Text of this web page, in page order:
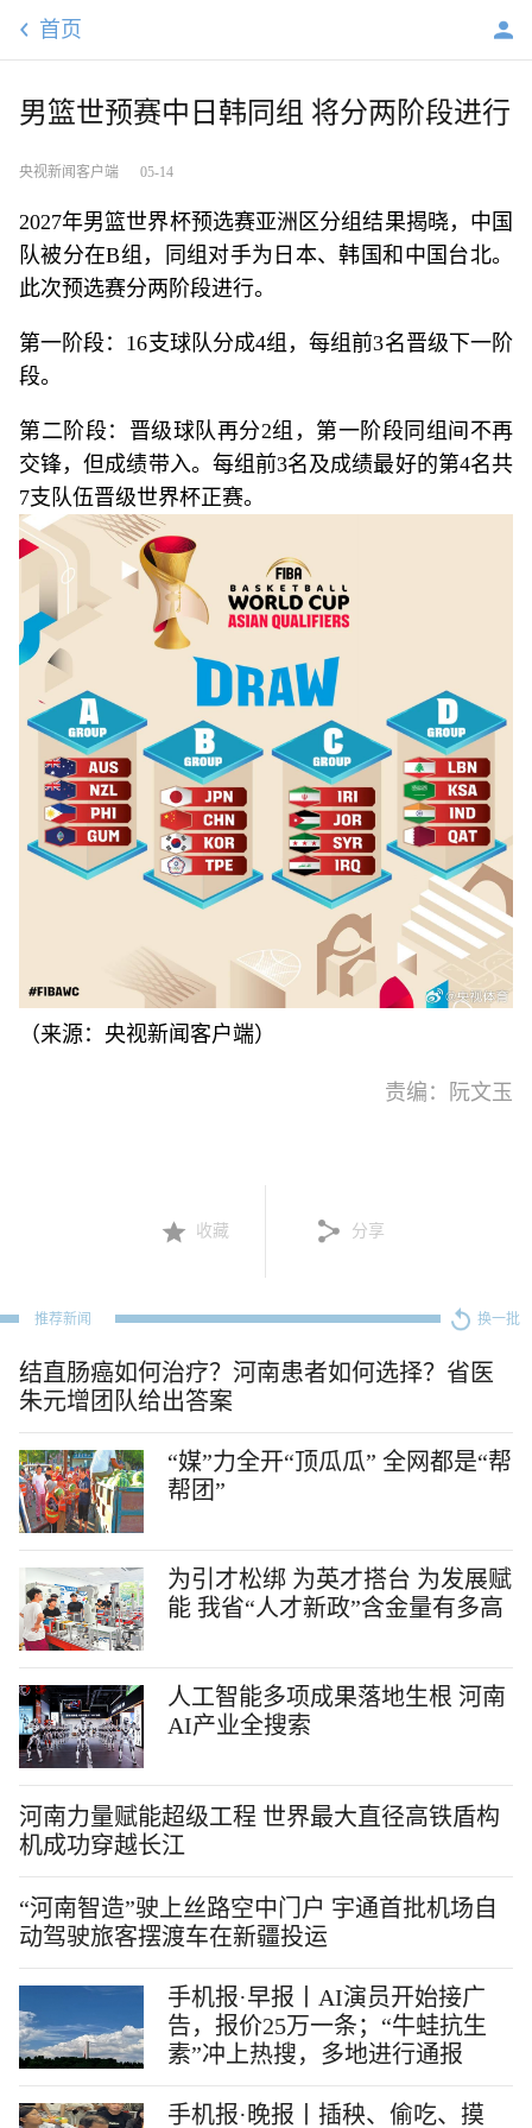
首页
男篮世预赛中日韩同组 将分两阶段进行
央视新闻客户端 05-14
2027年男篮世界杯预选赛亚洲区分组结果揭晓，中国
队被分在B组，同组对手为日本、韩国和中国台北。
此次预选赛分两阶段进行。
第一阶段：16支球队分成4组，每组前3名晋级下一阶
段。
第二阶段：晋级球队再分2组，第一阶段同组间不再
交锋，但成绩带入。每组前3名及成绩最好的第4名共
7支队伍晋级世界杯正赛。
（来源：央视新闻客户端）
责编：阮文玉
收藏 分享
推荐新闻 换一批
结直肠癌如何治疗？河南患者如何选择？省医
朱元增团队给出答案
“媒”力全开“顶瓜瓜” 全网都是“帮
帮团”
为引才松绑 为英才搭台 为发展赋
能 我省“人才新政”含金量有多高
人工智能多项成果落地生根 河南
AI产业全搜索
河南力量赋能超级工程 世界最大直径高铁盾构
机成功穿越长江
“河南智造”驶上丝路空中门户 宇通首批机场自
动驾驶旅客摆渡车在新疆投运
手机报·早报丨AI演员开始接广
告，报价25万一条；“牛蛙抗生
素”冲上热搜，多地进行通报
手机报·晚报丨插秧、偷吃、摸